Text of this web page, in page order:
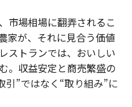
市場相場に翻弄されるこ
家が、それに見合う価値
ストランでは、おいしい
。収益安定と商売繁盛の
”ではなく“取り組み”に